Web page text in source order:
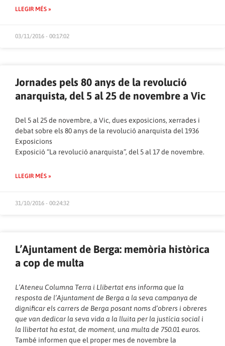
LLEGIR MÉS »
03/11/2016 - 00:17:02
Jornades pels 80 anys de la revolució
anarquista, del 5 al 25 de novembre a Vic
Del 5 al 25 de novembre, a Vic, dues exposicions, xerrades i
debat sobre els 80 anys de la revolució anarquista del 1936
Exposicions
Exposició “La revolució anarquista”, del 5 al 17 de novembre.
LLEGIR MÉS »
31/10/2016 - 00:24:32
L’Ajuntament de Berga: memòria històrica
a cop de multa
L’Ateneu Columna Terra i Llibertat ens informa que la
resposta de l’Ajuntament de Berga a la seva campanya de
dignificar els carrers de Berga posant noms d’obrers i obreres
que van dedicar la seva vida a la lluita per la justícia social i
la llibertat ha estat, de moment, una multa de 750.01 euros.
També informen que el proper mes de novembre la